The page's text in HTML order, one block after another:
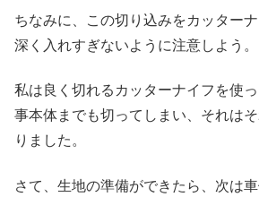
ちなみに、この切り込みをカッターナ
深く入れすぎないように注意しよう。
私は良く切れるカッターナイフを使
事本体までも切ってしまい、それは
りました。
さて、生地の準備ができたら、次は車